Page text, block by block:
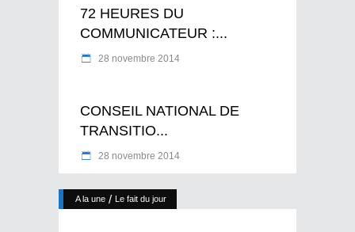
72 HEURES DU
COMMUNICATEUR :...
28 novembre 2014
CONSEIL NATIONAL DE
TRANSITIO...
28 novembre 2014
A la une / Le fait du jour